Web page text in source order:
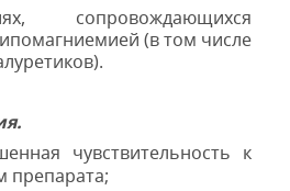
сопровождающихся
(в том числе
чувствительность к
препарата;